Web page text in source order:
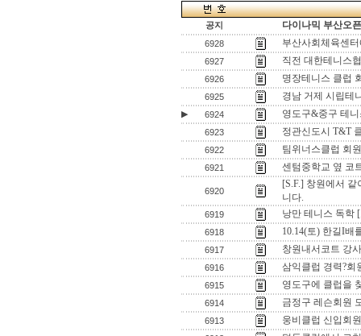
공지 다이나믹 부산오
6928 부산사회체육센
6927 직전 대한테니스
6926 명장테니스 클럽
6925 경남 거제 시립테
▶ 6924 영도구&중구 테
6923 정관신도시 T&T
6922 팀위너스클럽 회
6921 센텀중학교 옆 코
6920
[S.F.] 창원에서
니다.
6919 낭만 테니스 독학
6918 10.14(토) 한길I배
6917 창원내서코트 강
6916 삼익클럽 경력?회
6915 영도구에 클럽을
6914 금정구 레슨회원
6913 웅비클럽 신입회